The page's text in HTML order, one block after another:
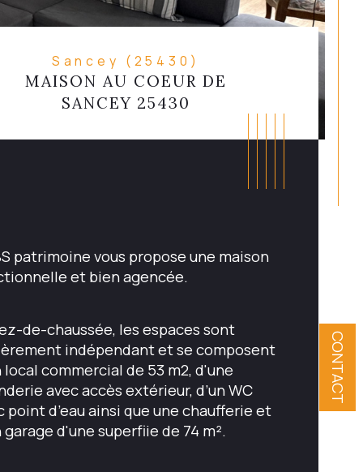
CONTACT
Sancey (25430)
MAISON AU COEUR DE
SANCEY 25430
Valeurs
de pièces
de niveaux
de garage
patrimoine vous propose une maison
et bien agencée.
de-chaussée, les espaces sont
indépendant et se composent
local commercial de 53 m2, d'une
avec accès extérieur, d’un WC
point d’eau ainsi que une chaufferie et
garage d'une superfiie de 74 m².